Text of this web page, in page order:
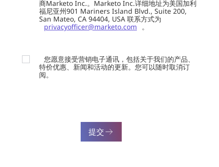
商Marketo Inc.。Marketo Inc.详细地址为美国加利
福尼亚州901 Mariners Island Blvd., Suite 200,
San Mateo, CA 94404, USA 联系方式为
privacyofficer@marketo.com
。
您愿意接受营销电子通讯，包括关于我们的产品、
特价优惠、新闻和活动的更新。您可以随时取消订
阅。
提交